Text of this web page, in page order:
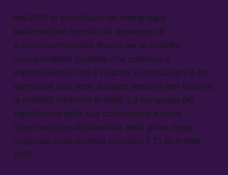
Nel 2013 si è costituito un intergruppo
parlamentare formato da esponenti di
schieramenti politici diversi per la mobilità
nuova/mobilità ciclabile che continua a
sopravvivere e che è riuscito a promuovere e far
approvare una serie di tappe decisive per favorire
la mobilità ciclistica in Italia. La conquista più
significativa dalla sua costituzione è stata
l’approvazione all’unanimità della prima legge
nazionale sulla mobilità ciclistica il 21 dicembre
2017.